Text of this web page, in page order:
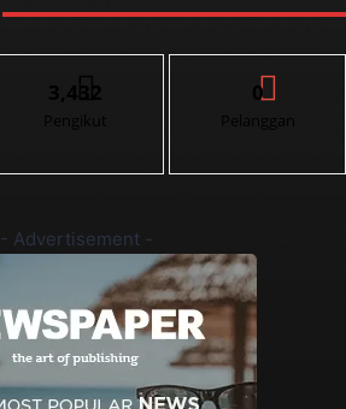
3,432
Pengikut
0
Pelanggan
- Advertisement -